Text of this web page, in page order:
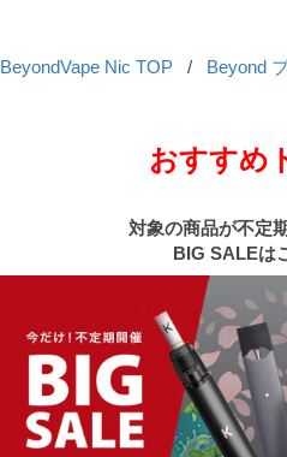
BeyondVape Nic TOP / Beyond
おすすめ
対象の商品が不定
BIG SALEは